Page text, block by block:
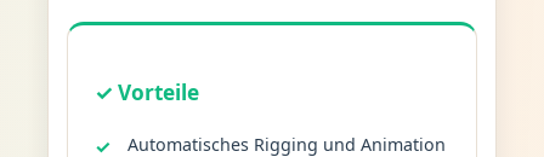
✓ Vorteile
Automatisches Rigging und Animation